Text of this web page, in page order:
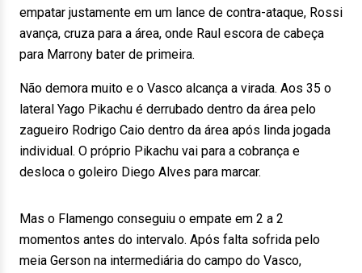
empatar justamente em um lance de contra-ataque, Rossi
avança, cruza para a área, onde Raul escora de cabeça
para Marrony bater de primeira.
Não demora muito e o Vasco alcança a virada. Aos 35 o
lateral Yago Pikachu é derrubado dentro da área pelo
zagueiro Rodrigo Caio dentro da área após linda jogada
individual. O próprio Pikachu vai para a cobrança e
desloca o goleiro Diego Alves para marcar.
Mas o Flamengo conseguiu o empate em 2 a 2
momentos antes do intervalo. Após falta sofrida pelo
meia Gerson na intermediária do campo do Vasco,